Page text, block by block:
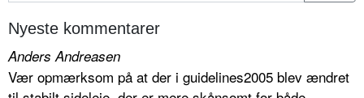
Nyeste kommentarer
Anders Andreasen
Vær opmærksom på at der i guidelines2005 blev ændret